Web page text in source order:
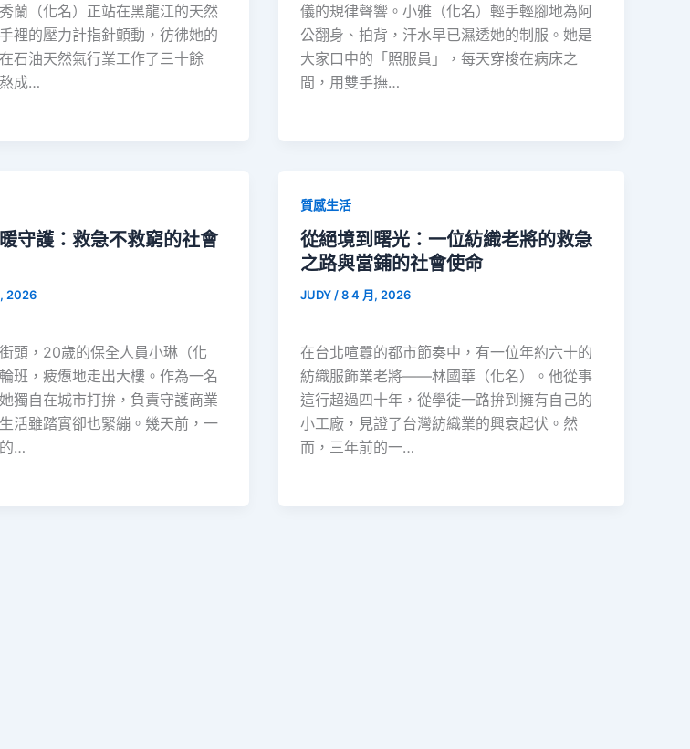
蘭（化名）正站在黑龍江的天然
裡的壓力計指針顫動，彷彿她的
石油天然氣行業工作了三十餘
成…
儀的規律聲響。小雅（化名）輕手輕腳地為阿
公翻身、拍背，汗水早已濕透她的制服。她是
大家口中的「照服員」，每天穿梭在病床之
間，用雙手撫…
守護：救急不救窮的社會
2026
頭，20歲的保全人員小琳（化
班，疲憊地走出大樓。作為一名
獨自在城市打拚，負責守護商業
活雖踏實卻也緊繃。幾天前，一
…
質感生活
從絕境到曙光：一位紡織老將的救急
之路與當鋪的社會使命
JUDY /8 4 月, 2026
在台北喧囂的都市節奏中，有一位年約六十的
紡織服飾業老將——林國華（化名）。他從事
這行超過四十年，從學徒一路拚到擁有自己的
小工廠，見證了台灣紡織業的興衰起伏。然
而，三年前的一…